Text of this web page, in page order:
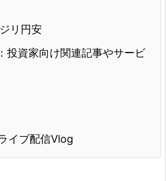
リ円安
投資家向け関連記事やサービ
イブ配信Vlog